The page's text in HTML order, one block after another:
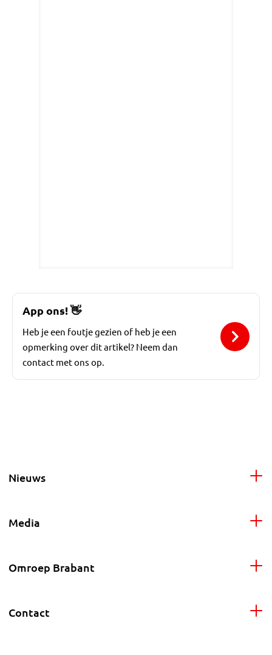
App ons!👋
Heb je een foutje gezien of heb je een
opmerking over dit artikel? Neem dan
contact met ons op.
Nieuws
Media
Omroep Brabant
Contact